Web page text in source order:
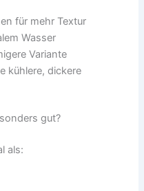
für mehr Textur
Wasser
Variante
kühlere, dickere
gut?
als: